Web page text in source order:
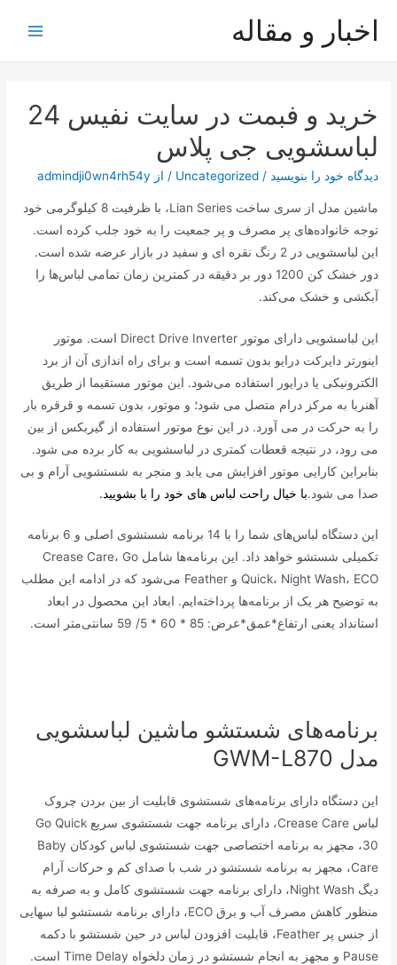
اخبار و مقاله
خرید و فبمت در سایت نفیس 24
لباسشویی جی پلاس
دیدگاه‌ خود را بنویسید /
Uncategorized / از admindji0wn4rh54y
ماشین مدل از سری ساخت Lian Series، با ظرفیت 8 کیلوگرمی خود
توجه خانواده‌های پر مصرف و پر جمعیت را به خود جلب کرده است.
این لباسشویی در 2 رنگ نقره ای و سفید در بازار عرضه شده است.
دور خشک کن 1200 دور بر دقیقه در کمترین زمان تمامی لباس‌ها را
آبکشی و خشک می‌کند.
این لباسشویی دارای موتور Direct Drive Inverter است. موتور
اینورتر دایرکت درایو بدون تسمه است و برای راه ‌اندازی آن از برد
الکترونیکی یا درایور استفاده می‌شود‌. این موتور مستقیما از طریق
آهنربا به مرکز درام متصل می شود؛ و موتور، بدون تسمه و قرقره بار
را به حرکت در می آورد. در این نوع موتور استفاده از گیربکس از بین
می رود، در نتیجه قعطات کمتری در لباسشویی به کار برده می شود.
بنابراین کارایی موتور افزایش می یابد و منجر به شستشویی آرام و بی
صدا می شود.با خیال راحت لباس های خود را با بشویید.
این دستگاه لباس‌های شما را با 14 برنامه شستشوی اصلی و 6 برنامه
تکمیلی شستشو خواهد داد. این برنامه‌ها شامل Crease Care، Go
Quick، Night Wash، ECO و Feather می‌شود که در ادامه این مطلب
به توضیح هر یک از برنامه‌ها پرداخته‌ایم. ابعاد این محصول در ابعاد
استانداد یعنی ارتفاع*عمق*عرض: 85 * 60 * 5/ 59 سانتی‌متر است.
برنامه‌های شستشو ماشین لباسشویی
مدل GWM-L870
این دستگاه دارای برنامه‌های شستشوی قابلیت از بین بردن چروک
لباس Crease Care، دارای برنامه جهت شستشوی سریع Go Quick
30، مجهز به برنامه اختصاصی جهت شستشوی لباس کودکان Baby
Care، مجهز به برنامه شستشو در شب با صدای کم و حرکات آرام
دیگ Night Wash، دارای برنامه جهت شستشوی کامل و به صرفه به
منظور کاهش مصرف آب و برق ECO، دارای برنامه شستشو لبا سهایی
از جنس پر Feather، قابلیت افزودن لباس در حین شستشو با دکمه
Pause و مجهز به انجام شستشو در زمان دلخواه Time Delay است.